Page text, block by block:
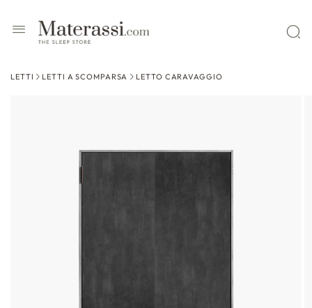
LETTI LETTI A SCOMPARSA LETTO CARAVAGGIO
alle